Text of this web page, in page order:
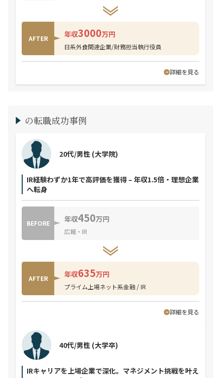
AFTER 年収3000万円
日系外食関連企業/財務担当執行役員
詳細を見る
の転職成功事例
IR経験わずか1年で高評価を獲得 – 年収1.5倍・理想企業
へ転身
20代/男性 (大学院)
BEFORE 年収450万円
広報・IR
AFTER 年収635万円
プライム上場ネット系金融 / IR
詳細を見る
IRキャリアを上場企業で深化。マネジメント挑戦を叶え
40代/男性 (大学卒)